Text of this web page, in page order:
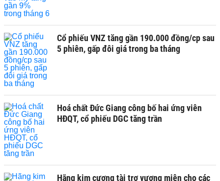
Cổ phiếu VNZ tăng gần 190.000 đồng/cp sau
5 phiên, gấp đôi giá trong ba tháng
Hoá chất Đức Giang công bố hai ứng viên
HĐQT, cổ phiếu DGC tăng trần
Hãng kim cương tài trợ vương miện cho các